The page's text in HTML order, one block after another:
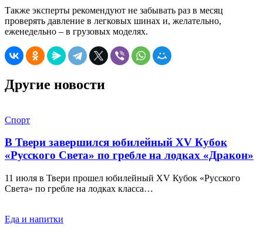
Также эксперты рекомендуют не забывать раз в месяц
проверять давление в легковых шинах и, желательно,
еженедельно – в грузовых моделях.
Другие новости
Спорт
В Твери завершился юбилейный XV Кубок
«Русского Света» по гребле на лодках «Дракон»
11 июля в Твери прошел юбилейный XV Кубок «Русского
Света» по гребле на лодках класса…
Еда и напитки